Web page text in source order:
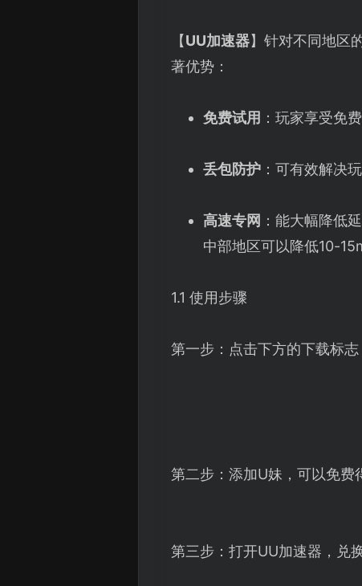
【UU加速器】针对不同地区
著优势：
免费试用 ：玩家享受免
丢包防护：可有效解决
高速专网 ：能大幅降低
中部地区可以降低10-
1.1 使用步骤
第一步：点击下方的下载标
第二步：添加U妹，可以免费
第三步：打开UU加速器，兑